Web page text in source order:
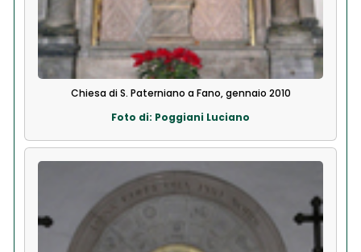
Chiesa di S. Paterniano a Fano, gennaio 2010
Foto di: Poggiani Luciano